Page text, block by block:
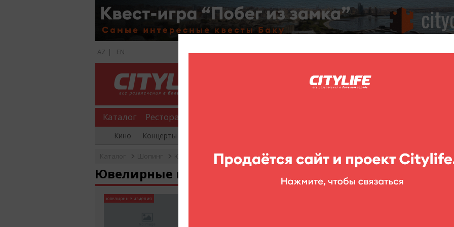
AZ | EN
Каталог Рестораны
Кино Концерты
Ювелирные изделия
Ювелирные изделия
ювелирные изделия